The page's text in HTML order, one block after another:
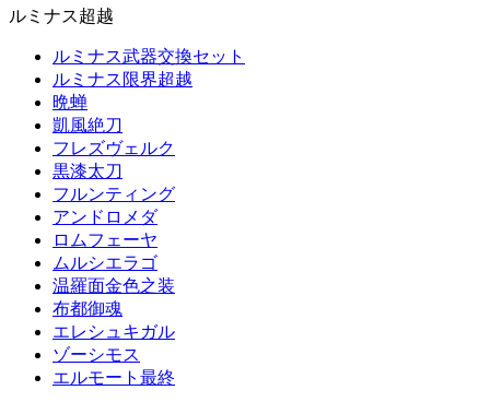
ルミナス超越
ルミナス武器交換セット
ルミナス限界超越
晩蝉
凱風絶刀
フレズヴェルク
黒漆太刀
フルンティング
アンドロメダ
ロムフェーヤ
ムルシエラゴ
温羅面金色之装
布都御魂
エレシュキガル
ゾーシモス
エルモート最終